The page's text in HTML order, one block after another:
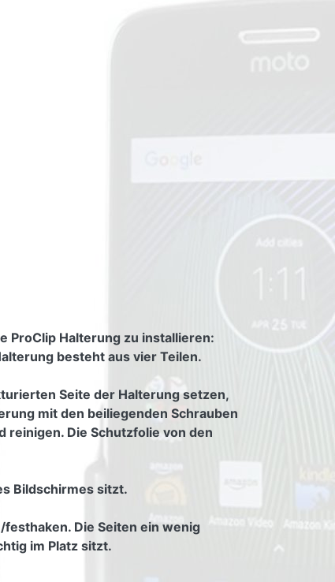
ProClip Halterung zu installieren:
besteht aus vier Teilen.
Seite der Halterung setzen,
mit den beiliegenden Schrauben
Die Schutzfolie von den
Bildschirmes sitzt.
Die Seiten ein wenig
im Platz sitzt.